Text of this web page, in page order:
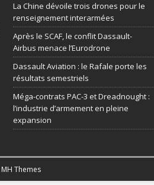
La Chine dévoile trois drones pour le
renseignement interarmées
Après le SCAF, le conflit Dassault-
Airbus menace l’Eurodrone
Dassault Aviation : le Rafale porte les
résultats semestriels
Méga-contrats PAC-3 et Dreadnought :
l’industrie d’armement en pleine
expansion
MH Themes